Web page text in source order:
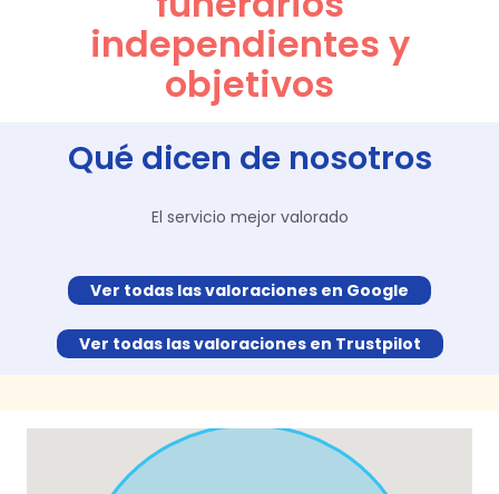
independientes y
objetivos
Qué dicen de nosotros
El servicio mejor valorado
Ver todas las valoraciones en Google
Ver todas las valoraciones en Trustpilot